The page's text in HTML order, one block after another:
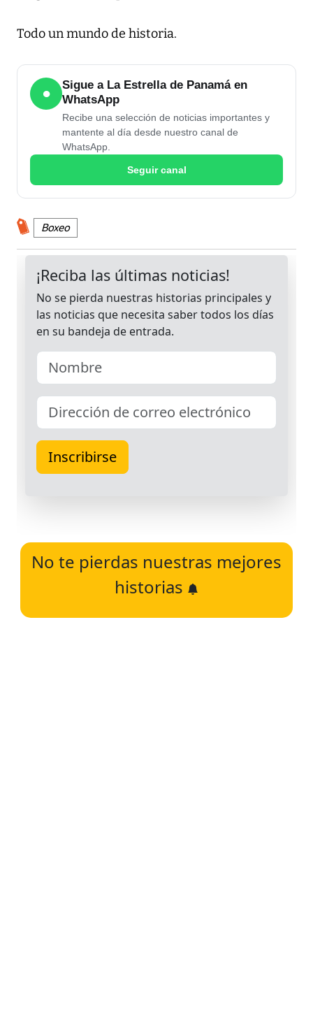
Todo un mundo de historia.
●
Sigue a La Estrella de Panamá en
WhatsApp
Recibe una selección de noticias importantes y
mantente al día desde nuestro canal de
WhatsApp.
Seguir canal
Boxeo
No te pierdas nuestras mejores
historias